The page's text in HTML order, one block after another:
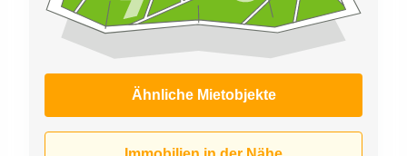
Coworking
Ähnliche Mietobjekte